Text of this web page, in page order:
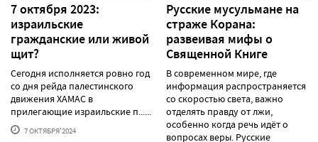
7 октября 2023:
израильские
гражданские или живой
щит?
Сегодня исполняется ровно год
со дня рейда палестинского
движения ХАМАС в
прилегающие израильские п......
7 ОКТЯБРЯ'2024
Русские мусульмане на
страже Корана:
pазвеивая мифы о
Священной Книге
В современном мире, где
информация распространяется
со скоростью света, важно
отделять правду от лжи,
особенно когда речь идёт о
вопросах веры. Русские